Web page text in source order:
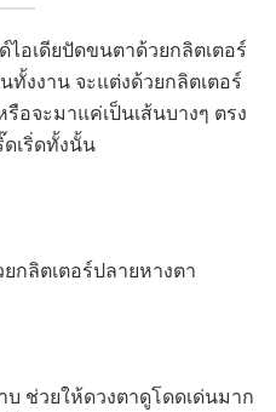
อเดียปัดขนตาด้วยกลิตเตอร์
ทั้งงาน จะแต่งด้วยกลิตเตอร์
อจะมาแค่เป็นเส้นบางๆ ตรง
ดเริ่ดทั้งนั้น
กลิตเตอร์ปลายหางตา
บ ช่วยให้ดวงตาดูโดดเด่นมาก